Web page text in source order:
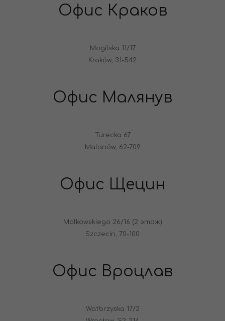
Офис Краков
Mogilska 11/17
Kraków, 31-542
Офис Малянув
Turecka 67
Malanów, 62-709
Офис Щецин
Malkowskiego 26/16 (2 этаж)
Szczecin, 70-100
Офис Вроцлав
Watbrzyska 17/2